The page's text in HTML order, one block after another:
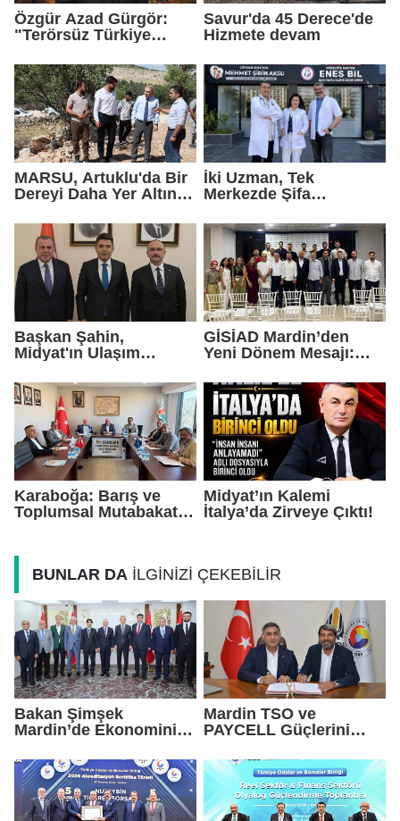
Özgür Azad Gürgör:
"Terörsüz Türkiye
Turizmi İçin Yeni Bir
Dönemin Başlangıcıdır"
Savur'da 45 Derece'de
Hizmete devam
MARSU, Artuklu'da Bir
Dereyi Daha Yer Altına
İki Uzman, Tek
Merkezde Şifa
Başkan Şahin,
Midyat'ın Ulaşım
Taşıdı
GİSİAD Mardin’den
Yeni Dönem Mesajı:
Daha Çok Üretim
Karaboğa: Barış ve
Toplumsal Mutabakat
Midyat’ın Kalemi
İtalya’da Zirveye Çıktı!
BUNLAR DA İLGİNİZİ ÇEKEBİLİR
Bakan Şimşek
Mardin’de Ekonominin
Mardin TSO ve
PAYCELL Güçlerini